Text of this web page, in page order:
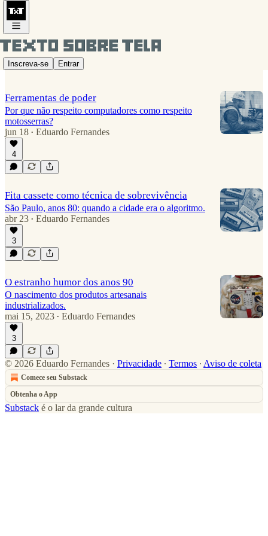
Inscreva-se Entrar
offline
Ferramentas de poder
Por que não respeito computadores como respeito
motosserras?
jun 18 • Eduardo Fernandes
4
Fita cassete como técnica de sobrevivência
São Paulo, anos 80: quando a cidade era o algoritmo.
abr 23 • Eduardo Fernandes
3
O estranho humor dos anos 90
O nascimento dos produtos artesanais
industrializados.
mai 15, 2023 • Eduardo Fernandes
3
© 2026 Eduardo Fernandes · Privacidade ∙ Termos ∙ Aviso de coleta
Comece seu Substack
Obtenha o App
Substack é o lar da grande cultura